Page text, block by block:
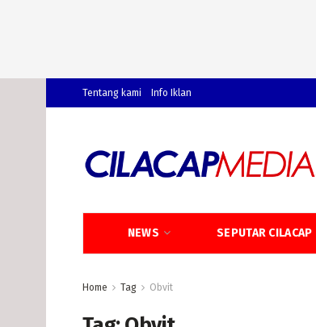
Tentang kami Info Iklan
NEWS SEPUTAR CILACAP
Home Tag Obvit